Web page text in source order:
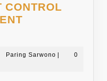
CONTROL
Paring SarwonoParing0